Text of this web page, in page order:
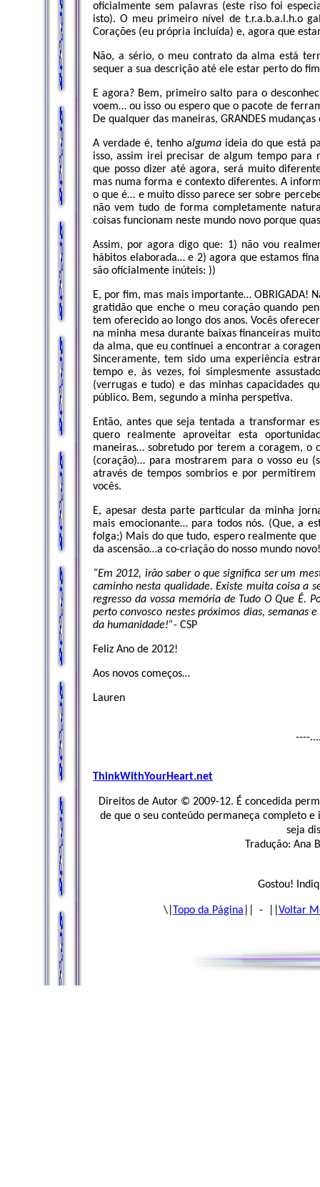
oficialmente sem palavras (este riso foi
isto). O meu primeiro nível de t.r.a.b.a.l.h.o
Corações (eu própria incluída) e, agora que
Não, a sério, o meu contrato da alma está
sequer a sua descrição até ele estar perto do
E agora? Bem, primeiro salto para o
voem… ou isso ou espero que o pacote de
De qualquer das maneiras, GRANDES
A verdade é, tenho alguma ideia do que está
isso, assim irei precisar de algum tempo
que posso dizer até agora, será muito
mas numa forma e contexto diferentes. A
o que é… e muito disso parece ser sobre
não vem tudo de forma completamente
coisas funcionam neste mundo novo porque
Assim, por agora digo que: 1) não vou
hábitos elaborada… e 2) agora que estamos
são oficialmente inúteis: ))
E, por fim, mas mais importante… OBRIGADA!
gratidão que enche o meu coração quando
tem oferecido ao longo dos anos. Vocês
na minha mesa durante baixas financeiras
da alma, que eu continuei a encontrar a
Sinceramente, tem sido uma experiência
tempo e, às vezes, foi simplesmente
(verrugas e tudo) e das minhas capacidades
público. Bem, segundo a minha perspetiva.
Então, antes que seja tentada a transformar
quero realmente aproveitar esta
maneiras… sobretudo por terem a coragem, o
(coração)… para mostrarem para o vosso eu
através de tempos sombrios e por
vocês.
E, apesar desta parte particular da minha
mais emocionante… para todos nós. (Que, a
folga;) Mais do que tudo, espero realmente
da ascensão…a co-criação do nosso mundo novo!
“Em 2012, irão saber o que significa ser um
caminho nesta qualidade. Existe muita coisa a
regresso da vossa memória de Tudo O Que É.
perto convosco nestes próximos dias, semanas
da humanidade!”- CSP
Feliz Ano de 2012!
Aos novos começos…
Lauren
----
ThinkWithYourHeart.net
Direitos de Autor © 2009-12. É concedida
de que o seu conteúdo permaneça completo
seja
Tradução: Ana
Gostou!
\| Topo da Página || - || Voltar